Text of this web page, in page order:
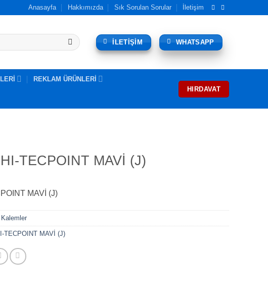
Anasayfa Hakkımızda Sık Sorulan Sorular İletişim
İLETİŞİM WHATSAPP
REKLAM ÜRÜNLERİ
HIRDAVAT
TECPOINT MAVİ (J)
MAVİ (J)
Kalemler
TECPOINT MAVİ (J)